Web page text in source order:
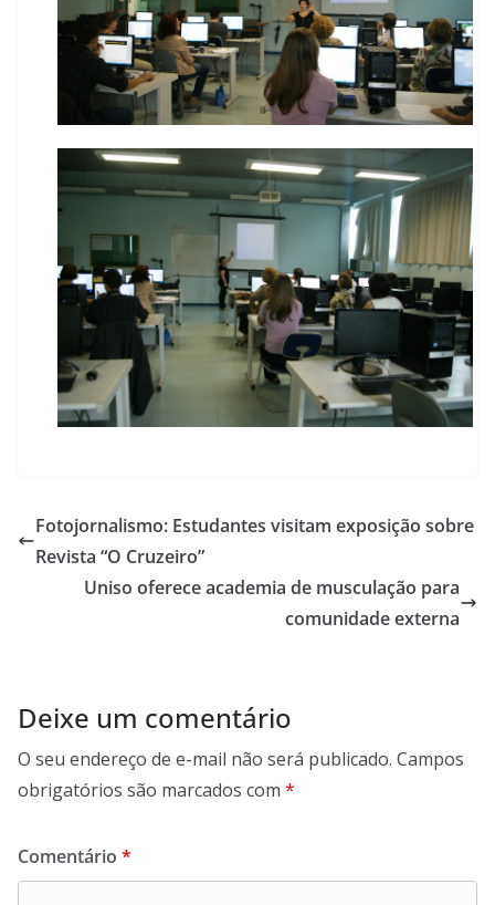
Fotojornalismo: Estudantes visitam exposição sobre
Revista “O Cruzeiro”
Uniso oferece academia de musculação para
comunidade externa
Deixe um comentário
O seu endereço de e-mail não será publicado. Campos
obrigatórios são marcados com *
Comentário *